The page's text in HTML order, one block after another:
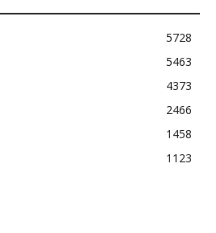
5728
5463
4373
2466
1458
1123